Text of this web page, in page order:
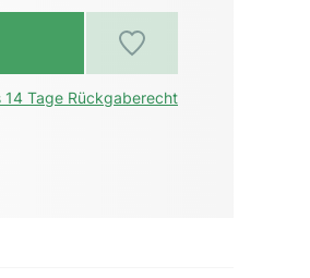
14 Tage Rückgaberecht